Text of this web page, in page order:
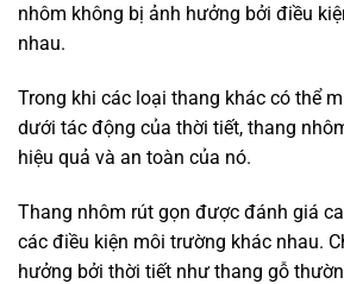
nhôm không bị ảnh hưởng bởi điều
nhau.
Trong khi các loại thang khác có thể
dưới tác động của thời tiết, thang
hiệu quả và an toàn của nó.
Thang nhôm rút gọn được đánh giá
các điều kiện môi trường khác nhau.
hưởng bởi thời tiết như thang gỗ